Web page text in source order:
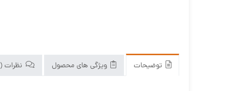
توضیحات ویژگی های محصول نظرات (1)